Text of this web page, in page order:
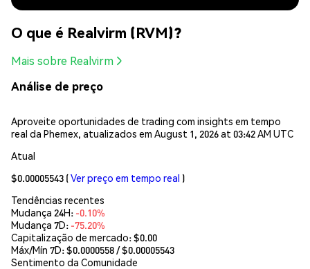
O que é Realvirm (RVM)?
Mais sobre Realvirm
Análise de preço
Aproveite oportunidades de trading com insights em tempo
real da Phemex, atualizados em August 1, 2026 at 03:42 AM UTC
Atual
$0.00005543 (Ver preço em tempo real )
Tendências recentes
Mudança 24H: -0.10%
Mudança 7D: -75.20%
Capitalização de mercado:$0.00
Máx/Mín 7D: $0.0000558/ $0.00005543
Sentimento da Comunidade